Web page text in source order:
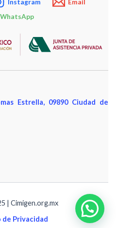
Instagram
Email
WhatsApp
Estrella, 09890 Ciudad de
| Cimigen.org.mx
de Privacidad